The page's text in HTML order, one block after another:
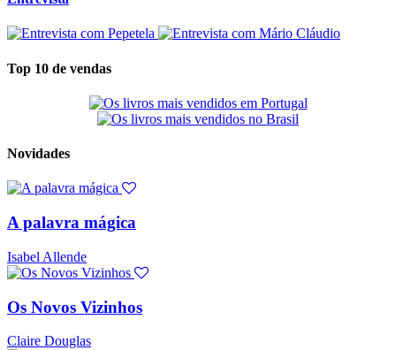
Top 10 de vendas
Novidades
A palavra mágica
Isabel Allende
Os Novos Vizinhos
Claire Douglas